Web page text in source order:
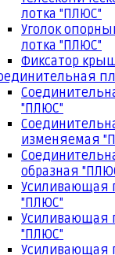
лотка "ПЛЮС"
Уголок
лотка "ПЛЮС"
Фиксатор
"ПЛЮС"
изменяемая
образная
Усиливающая
"ПЛЮС"
Усиливающая
"ПЛЮС"
Усиливающая